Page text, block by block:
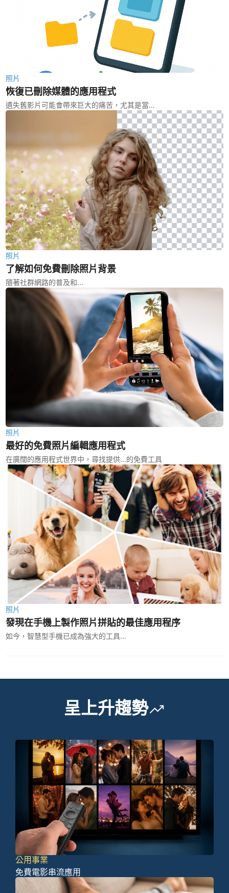
照片
恢復已刪除媒體的應用程式
遺失舊影片可能會帶來巨大的痛苦，尤其是當…
照片
了解如何免費刪除照片背景
隨著社群網路的普及和...
照片
最好的免費照片編輯應用程式
在廣闊的應用程式世界中，尋找提供...的免費工具
照片
發現在手機上製作照片拼貼的最佳應用程序
如今，智慧型手機已成為強大的工具...
呈上升趨勢
公用事業
免費電影串流應用